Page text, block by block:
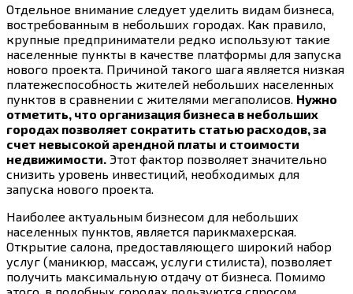
Отдельное внимание следует уделить видам бизнеса,
востребованным в небольших городах. Как правило,
крупные предприниматели редко используют такие
населенные пункты в качестве платформы для запуска
нового проекта. Причиной такого шага является низкая
платежеспособность жителей небольших населенных
пунктов в сравнении с жителями мегаполисов. Нужно
отметить, что организация бизнеса в небольших
городах позволяет сократить статью расходов, за
счет невысокой арендной платы и стоимости
недвижимости. Этот фактор позволяет значительно
снизить уровень инвестиций, необходимых для
запуска нового проекта.
Наиболее актуальным бизнесом для небольших
населенных пунктов, является парикмахерская.
Открытие салона, предоставляющего широкий набор
услуг (маникюр, массаж, услуги стилиста), позволяет
получить максимальную отдачу от бизнеса. Помимо
этого, в подобных городах пользуются спросом